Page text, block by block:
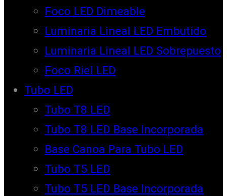
Foco LED Dimeable
Luminaria Lineal LED Embutido
Luminaria Lineal LED Sobrepuesto
Foco Riel LED
Tubo LED
Tubo T8 LED
Tubo T8 LED Base Incorporada
Base Canoa Para Tubo LED
Tubo T5 LED
Tubo T5 LED Base Incorporada